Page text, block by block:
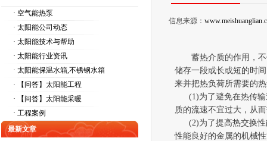
· 空气能热泵
· 太阳能公司动态
· 太阳能技术与帮助
· 太阳能行业资讯
· 太阳能保温水箱,不锈钢水箱
· 【问答】太阳能工程
· 【问答】太阳能采暖
· 工程案例
最新文章
信息来源：
蓄热介质的作用，不
储存一段或长或短的时
来并把热负荷所需要的
(1)为了避免在热传
质的流速不宜过大，从
(2)为了提高热交换
性能良好的金属的机械